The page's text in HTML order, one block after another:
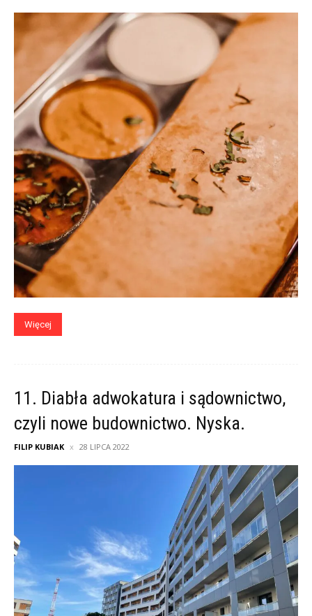
Więcej
11. Diabła adwokatura i sądownictwo,
czyli nowe budownictwo. Nyska.
FILIP KUBIAK 28 LIPCA 2022